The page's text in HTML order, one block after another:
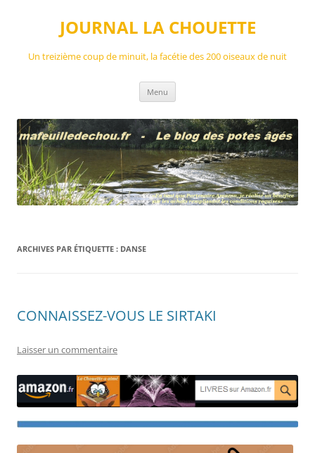
JOURNAL LA CHOUETTE
Un treizième coup de minuit, la facétie des 200 oiseaux de nuit
Menu
ARCHIVES PAR ÉTIQUETTE : DANSE
CONNAISSEZ-VOUS LE SIRTAKI
Laisser un commentaire